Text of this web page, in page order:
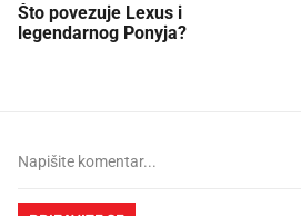
Što povezuje Lexus i
legendarnog Ponyja?